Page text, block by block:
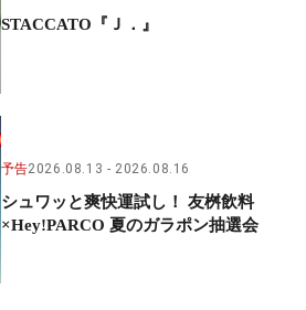
STACCATO『Ｊ．』
予告2026.08.13 2026.08.16
シュワッと爽快運試し！ 友桝飲料
×Hey!PARCO 夏のガラポン抽選会